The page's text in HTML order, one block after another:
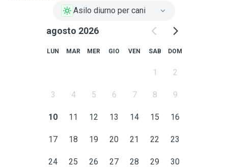
Asilo diurno per cani
agosto 2026
LUN MAR MER GIO VEN SAB DOM
1 2
3 4 5 6 7 8 9
10 11 12 13 14 15 16
17 18 19 20 21 22 23
24 25 26 27 28 29 30